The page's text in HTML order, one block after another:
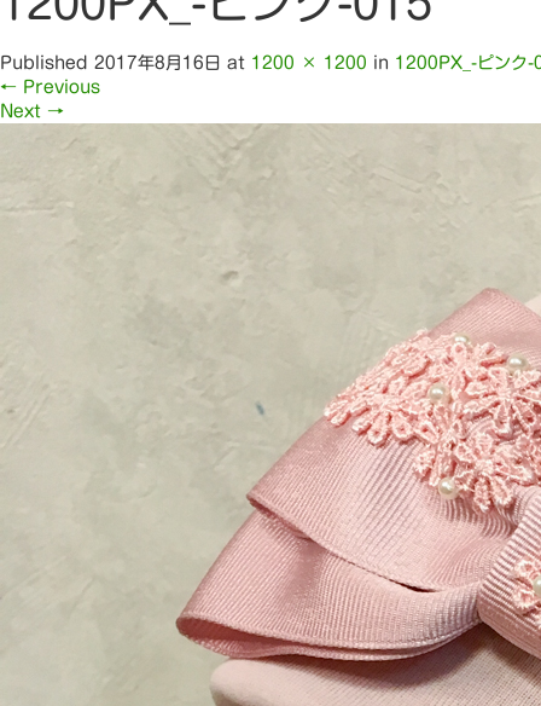
Published 2017年8月16日 at 1200 × 1200 in 1200PX_-ピンク-
← Previous
Next →